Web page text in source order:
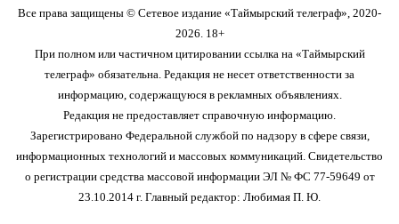
Все права защищены © Сетевое издание «Таймырский телеграф», 2020-
2026. 18+
При полном или частичном цитировании ссылка на «Таймырский
телеграф» обязательна. Редакция не несет ответственности за
информацию, содержащуюся в рекламных объявлениях.
Редакция не предоставляет справочную информацию.
Зарегистрировано Федеральной службой по надзору в сфере связи,
информационных технологий и массовых коммуникаций. Свидетельство
о регистрации средства массовой информации ЭЛ № ФС 77-59649 от
23.10.2014 г. Главный редактор: Любимая П. Ю.